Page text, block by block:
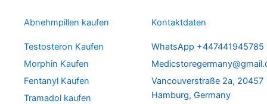
Abnehmpillen kaufen
Testosteron Kaufen
Morphin Kaufen
Fentanyl Kaufen
Tramadol kaufen
Kontaktdaten
WhatsApp +447441945785
Vancouverstraße 2a, 20457
Hamburg, Germany